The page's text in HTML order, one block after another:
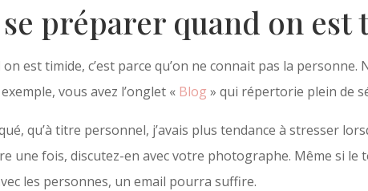
se préparer quand on est
est timide, c’est parce qu’on ne connait pas la
vous avez l’onglet « Blog » qui répertorie plein de
qu’à titre personnel, j’avais plus tendance à stresser
une fois, discutez-en avec votre photographe. Même si
les personnes, un email pourra suffire.